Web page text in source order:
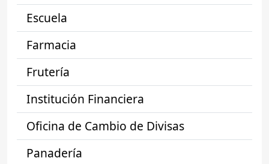
Escuela
Farmacia
Frutería
Institución Financiera
Oficina de Cambio de Divisas
Panadería